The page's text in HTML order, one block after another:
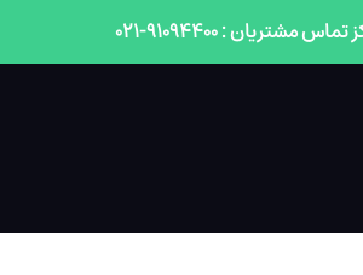
مشتریان : 91094400-021